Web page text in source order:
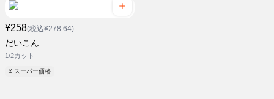
¥258(税込¥278.64)
だいこん
1/2カット
¥ スーパー価格